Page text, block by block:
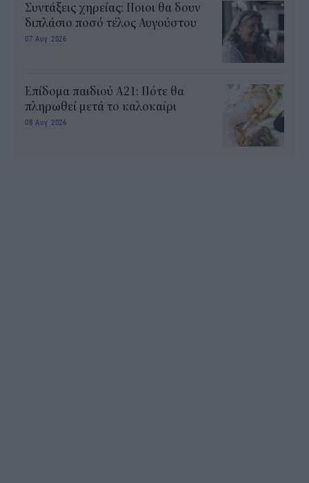
Συντάξεις χηρείας: Ποιοι θα δουν
διπλάσιο ποσό τέλος Αυγούστου
07 Αυγ 2026
Επίδομα παιδιού Α21: Πότε θα
πληρωθεί μετά το καλοκαίρι
08 Αυγ 2026